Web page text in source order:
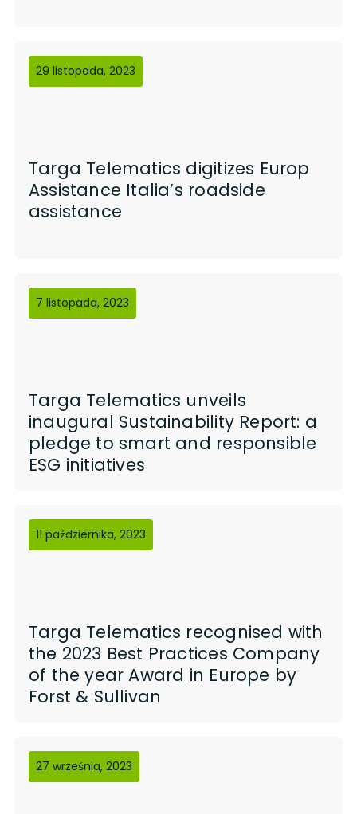
29 listopada, 2023
Targa Telematics digitizes Europ
Assistance Italia’s roadside
assistance
7 listopada, 2023
Targa Telematics unveils
inaugural Sustainability Report: a
pledge to smart and responsible
ESG initiatives
11 października, 2023
Targa Telematics recognised with
the 2023 Best Practices Company
of the year Award in Europe by
Forst & Sullivan
27 września, 2023